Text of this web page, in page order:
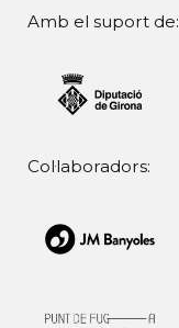
Amb el suport de:
Col·laboradors: